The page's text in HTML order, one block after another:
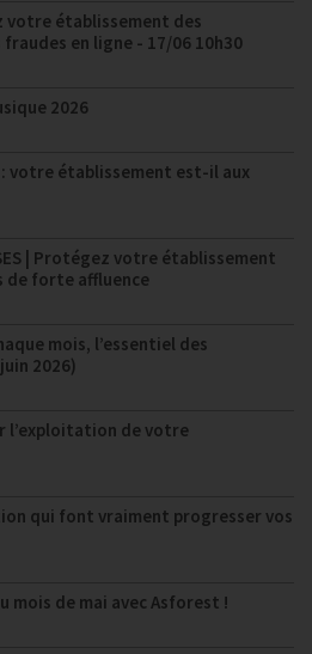
votre établissement des
en ligne - 17/06 10h30
2026
votre établissement est-il aux
| Protégez votre établissement
de forte affluence
mois, l’essentiel des
2026)
l’exploitation de votre
qui font vraiment progresser vos
mois de mai avec Asforest !